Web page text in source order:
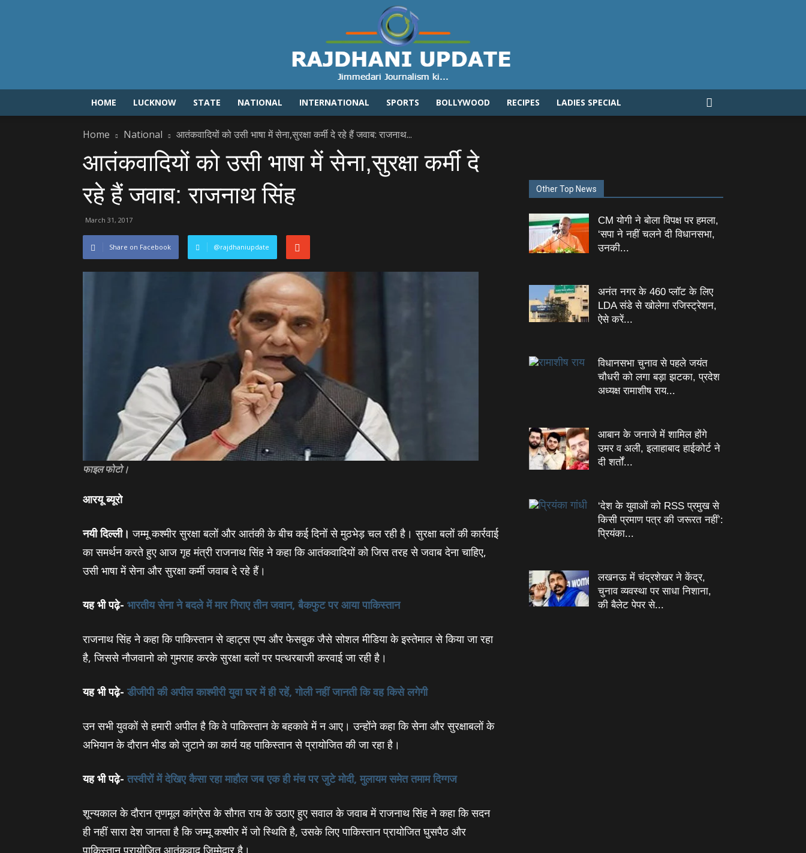
HOME LUCKNOW STATE NATIONAL INTERNATIONAL SPORTS BOLLYWOOD RECIPES LADIES SPECIAL
Home National आतंकवादियों को उसी भाषा में सेना,सुरक्षा कर्मी दे रहे हैं जवाब: राजनाथ...
आतंकवादियों को उसी भाषा में सेना,सुरक्षा कर्मी दे
रहे हैं जवाब: राजनाथ सिंह
March 31, 2017
Share on Facebook @rajdhaniupdate
फाइल फोटो।
आरयू ब्‍यूरो
नयी दिल्ली। जम्मू कश्मीर सुरक्षा बलों और आतंकी के बीच कई दिनों से मुठभेड़ चल रही है। सुरक्षा बलों की कार्रवाई
का समर्थन करते हुए आज गृह मंत्री राजनाथ सिंह ने कहा कि आतंकवादियों को जिस तरह से जवाब देना चाहिए,
उसी भाषा में सेना और सुरक्षा कर्मी जवाब दे रहे हैं।
यह भी पढ़े- भारतीय सेना ने बदले में मार गिराए तीन जवान, बैकफुट पर आया पाकिस्तान
राजनाथ सिंह ने कहा कि पाकिस्तान से व्हाट्स एप्प और फेसबुक जैसे सोशल मीडिया के इस्तेमाल से किया जा रहा
है, जिससे नौजवानो को गुमराह करके सुरक्षा बलों पर पत्थरबाजी करवाई जा रही है।
यह भी पढ़े- डीजीपी की अपील काश्‍मीरी युवा घर में ही रहें, गोली नहीं जानती कि वह किसे लगेगी
उन सभी युवकों से हमारी अपील है कि वे पाकिस्तान के बहकावे में न आए। उन्होंने कहा कि सेना और सुरक्षाबलों के
अभियान के दौरान भीड को जुटाने का कार्य यह पाकिस्तान से प्रायोजित की जा रहा है।
यह भी पढ़े- तस्‍वीरों में देखिए कैसा रहा माहौल जब एक ही मंच पर जुटे मोदी, मुलायम समेत तमाम दिग्‍गज
शून्यकाल के दौरान तृणमूल कांग्रेस के सौगत राय के उठाए हुए सवाल के जवाब में राजनाथ सिंह ने कहा कि सदन
ही नहीं सारा देश जानता है कि जम्मू कश्मीर में जो स्थिति है, उसके लिए पाकिस्तान प्रायोजित घुसपैठ और
पाकिस्तान प्रायोजित आतंकवाद जिम्मेदार है।
Other Top News
CM योगी ने बोला विपक्ष पर हमला,
‘सपा ने नहीं चलने दी विधानसभा,
उनकी...
अनंत नगर के 460 प्‍लॉट के लिए
LDA संडे से खोलेगा रजिस्‍ट्रेशन,
ऐसे करें...
विधानसभा चुनाव से पहले जयंत
चौधरी को लगा बड़ा झटका, प्रदेश
अध्यक्ष रामाशीष राय...
आबान के जनाजे में शामिल होंगे
उमर व अली, इलाहाबाद हाईकोर्ट ने
दी शर्तों...
‘देश के युवाओं को RSS प्रमुख से
किसी प्रमाण पत्र की जरूरत नहीं’:
प्रियंका...
लखनऊ में चंद्रशेखर ने केंद्र,
चुनाव व्यवस्था पर साधा निशाना,
की बैलेट पेपर से...